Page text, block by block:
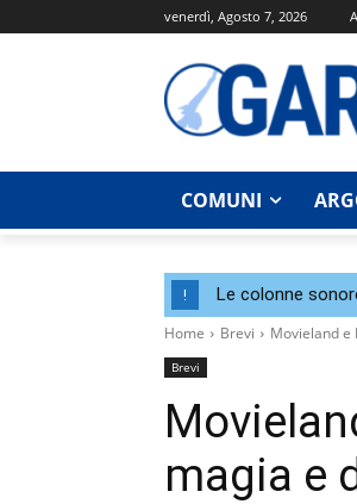
venerdì, Agosto 7, 2026
COMUNI
! Le colonne
Home Brevi Movieland e
Brevi
magia e